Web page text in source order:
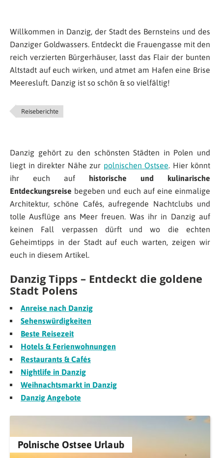
Willkommen in Danzig, der Stadt des Bernsteins und des
Danziger Goldwassers. Entdeckt die Frauengasse mit den
reich verzierten Bürgerhäuser, lasst das Flair der bunten
Altstadt auf euch wirken, und atmet am Hafen eine Brise
Meeresluft. Danzig ist so schön & so vielfältig!
Reiseberichte
Danzig gehört zu den schönsten Städten in Polen und
liegt in direkter Nähe zur polnischen Ostsee. Hier könnt
ihr euch auf historische und kulinarische
Entdeckungsreise begeben und euch auf eine einmalige
Architektur, schöne Cafés, aufregende Nachtclubs und
tolle Ausflüge ans Meer freuen. Was ihr in Danzig auf
keinen Fall verpassen dürft und wo die echten
Geheimtipps in der Stadt auf euch warten, zeigen wir
euch in diesem Artikel.
Danzig Tipps – Entdeckt die goldene
Stadt Polens
Anreise nach Danzig
Sehenswürdigkeiten
Beste Reisezeit
Hotels & Ferienwohnungen
Restaurants & Cafés
Nightlife in Danzig
Weihnachtsmarkt in Danzig
Danzig Angebote
Polnische Ostsee Urlaub